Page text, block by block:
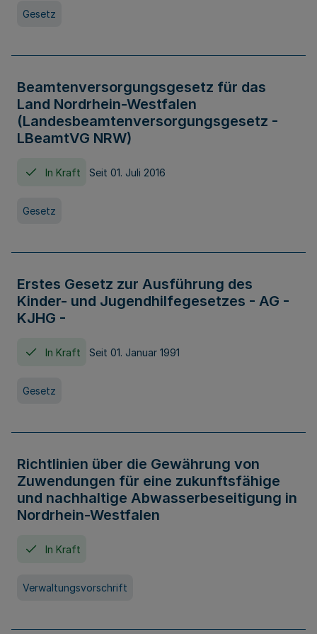
Gesetz
Beamtenversorgungsgesetz für das
Land Nordrhein-Westfalen
(Landesbeamtenversorgungsgesetz -
LBeamtVG NRW)
In Kraft Seit 01. Juli 2016
Gesetz
Erstes Gesetz zur Ausführung des
Kinder- und Jugendhilfegesetzes - AG -
KJHG -
In Kraft Seit 01. Januar 1991
Gesetz
Richtlinien über die Gewährung von
Zuwendungen für eine zukunftsfähige
und nachhaltige Abwasserbeseitigung in
Nordrhein-Westfalen
In Kraft
Verwaltungsvorschrift